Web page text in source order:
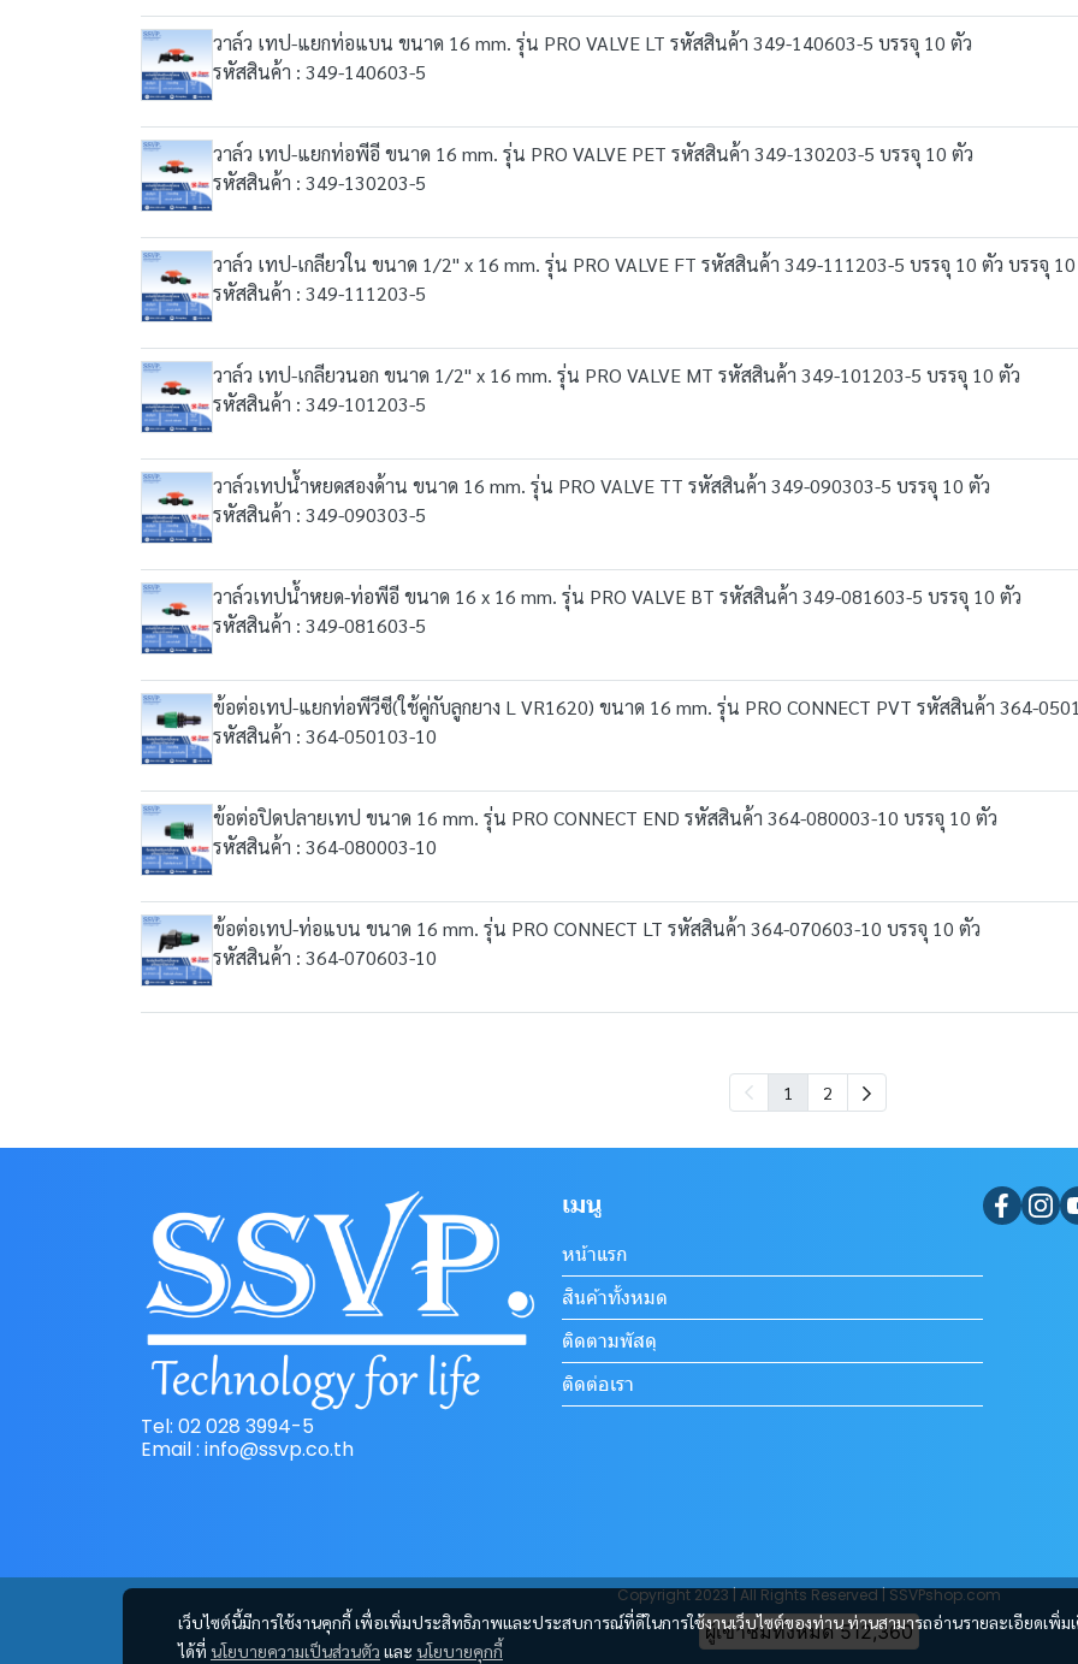
วาล์ว เทป-แยกท่อแบน ขนาด 16 mm. รุ่น PRO VALVE LT รหัสสินค้า 349-140603-5 บรรจุ 10 ตัว
รหัสสินค้า : 349-140603-5
วาล์ว เทป-แยกท่อพีอี ขนาด 16 mm. รุ่น PRO VALVE PET รหัสสินค้า 349-130203-5 บรรจุ 10 ตัว
รหัสสินค้า : 349-130203-5
วาล์ว เทป-เกลียวใน ขนาด 1/2" x 16 mm. รุ่น PRO VALVE FT รหัสสินค้า 349-111203-5 บรรจุ 10 ตัว บรรจุ
รหัสสินค้า : 349-111203-5
วาล์ว เทป-เกลียวนอก ขนาด 1/2" x 16 mm. รุ่น PRO VALVE MT รหัสสินค้า 349-101203-5 บรรจุ 10 ตัว
รหัสสินค้า : 349-101203-5
วาล์วเทปน้ำหยดสองด้าน ขนาด 16 mm. รุ่น PRO VALVE TT รหัสสินค้า 349-090303-5 บรรจุ 10 ตัว
รหัสสินค้า : 349-090303-5
วาล์วเทปน้ำหยด-ท่อพีอี ขนาด 16 x 16 mm. รุ่น PRO VALVE BT รหัสสินค้า 349-081603-5 บรรจุ 10 ตัว
รหัสสินค้า : 349-081603-5
ข้อต่อเทป-แยกท่อพีวีซี(ใช้คู่กับลูกยาง L VR1620) ขนาด 16 mm. รุ่น PRO CONNECT PVT รหัสสินค้า 364-
รหัสสินค้า : 364-050103-10
ข้อต่อปิดปลายเทป ขนาด 16 mm. รุ่น PRO CONNECT END รหัสสินค้า 364-080003-10 บรรจุ 10 ตัว
รหัสสินค้า : 364-080003-10
ข้อต่อเทป-ท่อแบน ขนาด 16 mm. รุ่น PRO CONNECT LT รหัสสินค้า 364-070603-10 บรรจุ 10 ตัว
รหัสสินค้า : 364-070603-10
1 2
เว็บไซต์นี้มีการใช้งานคุกกี้ เพื่อเพิ่มประสิทธิภาพและประสบการณ์ที่ดีในการใช้งานเว็บไซต์ของท่าน ท่านสามารถอ่านรายละเอียดเพิ่ม
ได้ที่ นโยบายความเป็นส่วนตัว และ นโยบายคุกกี้
Tel: 02 028 3994-5
Email : info@ssvp.co.th
เมนู
หน้าแรก
สินค้าทั้งหมด
ติดตามพัสดุ
ติดต่อเรา
Copyright 2023 | All Rights Reserved | SSVPshop.com
ผู้เข้าชมวันนี้2,201